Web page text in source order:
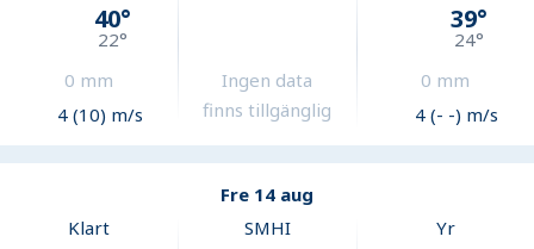
40°
22°
0 mm
4 (10) m/s
Ingen data
finns tillgänglig
39°
24°
0 mm
4 (- -) m/s
Fre 14 aug
Klart
SMHI Yr